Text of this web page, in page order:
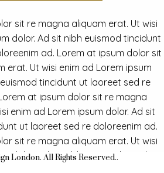
sit re magna aliquam erat. Ut wisi
dolor. Ad sit nibh euismod tincidunt
ad. Lorem at ipsum dolor sit
erat. Ut wisi enim ad Lorem ipsum
tincidunt ut laoreet sed re
at ipsum dolor sit re magna
enim ad Lorem ipsum dolor. Ad sit
ut laoreet sed re doloreenim ad.
sit re magna aliquam erat. Ut wisi
dolor. Ad sit nibh euismod tincidunt
London. All Rights Reserved..